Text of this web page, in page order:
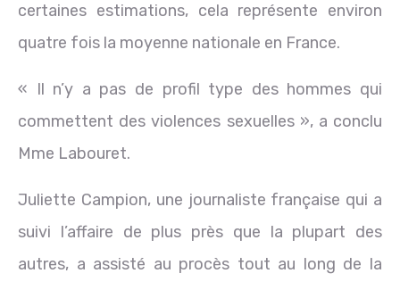
certaines estimations, cela représente environ
quatre fois la moyenne nationale en France.
« Il n’y a pas de profil type des hommes qui
commettent des violences sexuelles », a conclu
Mme Labouret.
Juliette Campion, une journaliste française qui a
suivi l’affaire de plus près que la plupart des
autres, a assisté au procès tout au long de la